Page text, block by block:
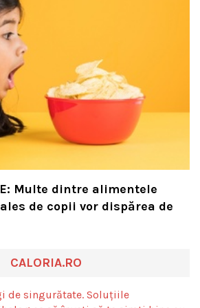
Multe dintre alimentele
de copii vor dispărea de
CALORIA.RO